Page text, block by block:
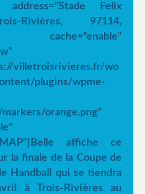
address=”Stade Felix
Rivières, 97114,
cache=”enable”
villetroisrivieres.fr/wo
plugins/wpme-
orange.png”
affiche ce
la finale de la Coupe de
Handball qui se tiendra
à Trois-Rivières au